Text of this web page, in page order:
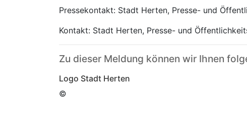
Pressekontakt: Stadt Herten, Presse- und
Kontakt: Stadt Herten, Presse- und
Zu dieser Meldung können wir Ihnen
Logo Stadt Herten
©